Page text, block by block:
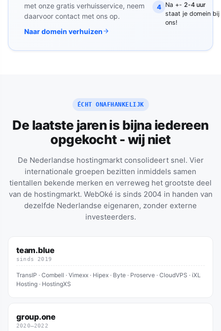
met onze gratis verhuisservice, neem
daarvoor contact met ons op.
Naar domein verhuizen
4 Na +- 2-4 uur
staat je domein bij
ons!
ÉCHT ONAFHANKELIJK
De laatste jaren is bijna iedereen
opgekocht - wij niet
De Nederlandse hostingmarkt consolideert snel. Vier
internationale groepen bezitten inmiddels samen
tientallen bekende merken en verreweg het grootste deel
van de hostingmarkt. WebOké is sinds 2004 in handen van
dezelfde Nederlandse eigenaren, zonder externe
investeerders.
team.blue
sinds 2019
TransIP · Combell · Vimexx · Hipex · Byte · Proserve · CloudVPS · iXL
Hosting · HostingXS
group.one
2020–2022